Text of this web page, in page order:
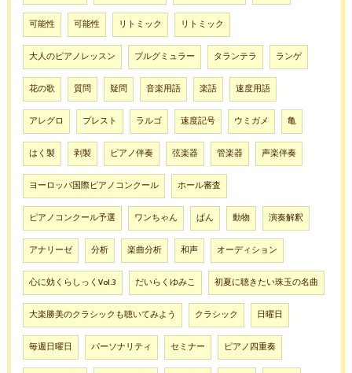
可能性 可能性 リトミック リトミック
大人のピアノレッスン ブルグミュラー タランテラ ランゲ
花の歌 質問 疑問 音楽用語 楽語 速度用語
アレグロ プレスト ラルゴ 速度記号 ウミガメ 亀
はく製 剥製 ピアノ伴奏 弦楽器 管楽器 声楽伴奏
ヨーロッパ国際ピアノコンクール ホール審査
ピアノコンクール予選 ワンちゃん ぱん 動物 演奏解釈
アナリーゼ 分析 楽曲分析 和声 オーディション
心に効くらしっくVol.3 だいらくゆみこ 初夏に聴きたい珠玉の名曲
大楽勝美のクラシックも聴いてみよう クラシック 日曜日
毎週日曜日 パーソナリティ セミナー ピアノ四重奏